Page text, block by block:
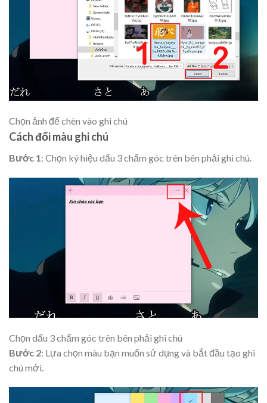
Chọn ảnh để chèn vào ghi chú
Cách đổi màu ghi chú
Bước 1: Chọn ký hiệu dấu 3 chấm góc trên bên phải ghi chú.
Chọn dấu 3 chấm góc trên bên phải ghi chú
Bước 2: Lựa chọn màu bạn muốn sử dụng và bắt đầu tạo ghi
chú mới.